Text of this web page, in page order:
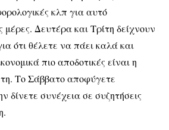
κλπ για αυτό
μέρες. Δευτέρα και Τρίτη δείχνουν
ότι θέλετε να πάει καλά και
πιο αποδοτικές είναι η
Το Σάββατο αποφύγετε
δίνετε συνέχεια σε συζητήσεις